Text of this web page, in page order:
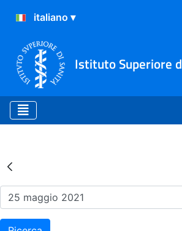
Istituto Superiore
Risultati della